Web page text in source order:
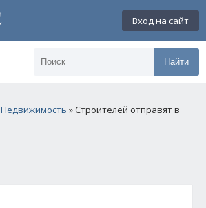
Вход на сайт
Найти
Недвижимость » Строителей отправят в